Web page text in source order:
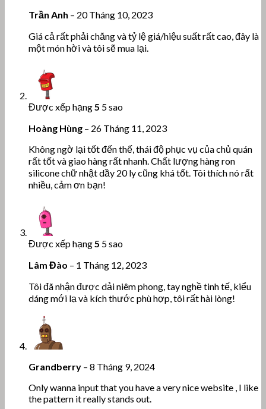
Trần Anh – 20 Tháng 10, 2023
Giá cả rất phải chăng và tỷ lệ giá/hiệu suất rất cao, đây là
một món hời và tôi sẽ mua lại.
Được xếp hạng 5 5 sao
Hoàng Hùng – 26 Tháng 11, 2023
Không ngờ lại tốt đến thế, thái độ phục vụ của chủ quán
rất tốt và giao hàng rất nhanh. Chất lượng hàng ron
silicone chữ nhật dầy 20 ly cũng khá tốt. Tôi thích nó rất
nhiều, cảm ơn bạn!
Được xếp hạng 5 5 sao
Lâm Đào – 1 Tháng 12, 2023
Tôi đã nhận được dải niêm phong, tay nghề tinh tế, kiểu
dáng mới lạ và kích thước phù hợp, tôi rất hài lòng!
Grandberry – 8 Tháng 9, 2024
Only wanna input that you have a very nice website , I like
the pattern it really stands out.